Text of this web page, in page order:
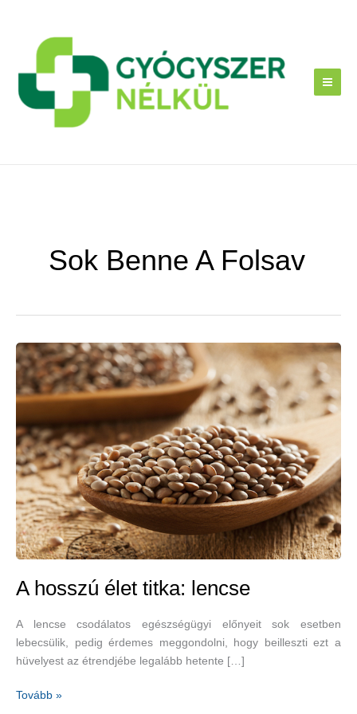
Sok Benne A Folsav
A hosszú élet titka: lencse
A lencse csodálatos egészségügyi előnyeit sok esetben
lebecsülik, pedig érdemes meggondolni, hogy beilleszti ezt a
hüvelyest az étrendjébe legalább hetente […]
A
Tovább »